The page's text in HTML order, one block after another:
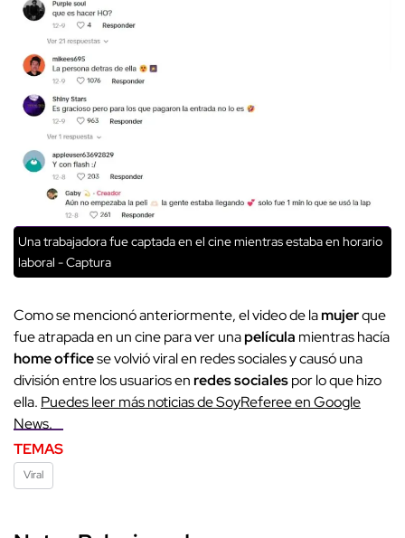
Una trabajadora fue captada en el cine mientras estaba en horario
laboral - Captura
Como se mencionó anteriormente, el video de lamujerque
fue atrapada en un cine para ver unapelícula mientras hacía
home officese volvió viral en redes sociales y causó una
división entre los usuarios enredes socialespor lo que hizo
ella. Puedes leer más noticias de SoyReferee en Google
News.
TEMAS
Viral